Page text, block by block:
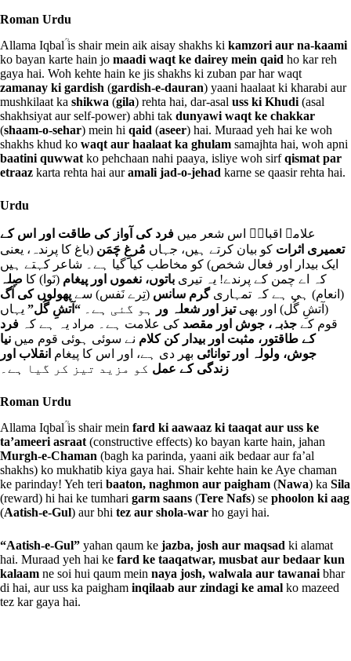
Roman Urdu
Allama Iqbalؒ is shair mein aik aisay shakhs ki kamzori aur na-kaami
ko bayan karte hain jo maadi waqt ke dairey mein qaid ho kar reh
gaya hai. Woh kehte hain ke jis shakhs ki zuban par har waqt
zamanay ki gardish (gardish-e-dauran) yaani haalaat ki kharabi aur
mushkilaat ka shikwa (gila) rehta hai, dar-asal uss ki Khudi (asal
shakhsiyat aur self-power) abhi tak dunyawi waqt ke chakkar
(shaam-o-sehar) mein hi qaid (aseer) hai. Muraad yeh hai ke woh
shakhs khud ko waqt aur haalaat ka ghulam samajhta hai, woh apni
baatini quwwat ko pehchaan nahi paaya, isliye woh sirfqismat par
etraaz karta rehta hai auramali jad-o-jehad karne se qaasir rehta hai.
Urdu
علامہ اقبالؒ اس شعر میں فرد کی آواز کی طاقت اور اس کے
تعمیری اثرات کو بیان کرتے ہیں، جہاں مُرغِ چَمَن (باغ کا پرندہ، یعنی
ایک بیدار اور فعال شخص) کو مخاطب کیا گیا ہے۔ شاعر کہتے ہیں
کہ اے چمن کے پرندے! یہ تیری باتوں، نغموں اور پیغام (نَوا) کا صِلہ
(انعام) ہی ہے کہ تمہاریگرم سانس (تِرے نَفس) سے پھولوں کی آگ
(آتشِ گُل) اور بھیتیز اور شعلہ ور ہو گئی ہے۔ “آتشِ گُل” یہاں
قوم کے جذبہ، جوش اور مقصد کی علامت ہے۔ مراد یہ ہے کہ فرد
کے طاقتور، مثبت اور بیدار کن کلام نے سوئی ہوئی قوم میں نیا
جوش، ولولہ اور توانائی بھر دی ہے، اور اس کا پیغام انقلاب اور
زندگی کے عمل کو مزید تیز کر گیا ہے۔
Roman Urdu
Allama Iqbalؒ is shair mein fard ki aawaaz ki taaqat aur uss ke
ta’ameeri asraat (constructive effects) ko bayan karte hain, jahan
Murgh-e-Chaman (bagh ka parinda, yaani aik bedaar aur fa’al
shakhs) ko mukhatib kiya gaya hai. Shair kehte hain ke Aye chaman
ke parinday! Yeh teri baaton, naghmon aur paigham (Nawa) ka Sila
(reward) hi hai ke tumhari garm saans (Tere Nafs) se phoolon ki aag
(Aatish-e-Gul) aur bhi tez aur shola-war ho gayi hai.
“Aatish-e-Gul” yahan qaum ke jazba, josh aur maqsad ki alamat
hai. Muraad yeh hai ke fard ke taaqatwar, musbat aur bedaar kun
kalaam ne soi hui qaum mein naya josh, walwala aur tawanai bhar
di hai, aur uss ka paigham inqilaab aur zindagi ke amal ko mazeed
tez kar gaya hai.